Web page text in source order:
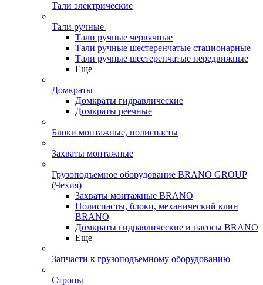
Тали электрические
Тали ручные
Тали ручные червячные
Тали ручные шестеренчатые стационарные
Тали ручные шестеренчатые передвижные
Еще
Домкраты
Домкраты гидравлические
Домкраты реечные
Блоки монтажные, полиспасты
Захваты монтажные
Грузоподъемное оборудование BRANO GROUP
(Чехия)
Захваты монтажные BRANO
Полиспасты, блоки, механический клин
BRANO
Домкраты гидравлические и насосы BRANO
Еще
Запчасти к грузоподъемному оборудованию
Стропы